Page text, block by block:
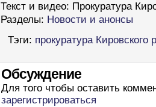
Текст и видео: Прокуратура
Разделы: Новости и анонсы
Тэги: прокуратура Кировского
Обсуждение
Для того чтобы оставить
зарегистрироваться